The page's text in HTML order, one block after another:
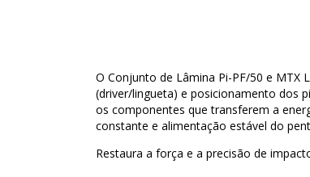
O Conjunto de Lâmina Pi-PF/50 e
(driver/lingueta) e posicionamento dos
os componentes que transferem a
constante e alimentação estável do
Restaura a força e a precisão de